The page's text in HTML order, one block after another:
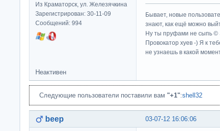
Из Краматорск, ул. Железячкина
Зарегистрирован: 30-11-09
Сообщений: 994
Бывает, новые
знают, как ещё можно
Ну ты пруфами не сыпь ©
Провокатор хуев -) Я к
не узнаешь в какой
Неактивен
Следующие пользователи поставили вам "+1":shell32
03-07-12 16:06:06
beep